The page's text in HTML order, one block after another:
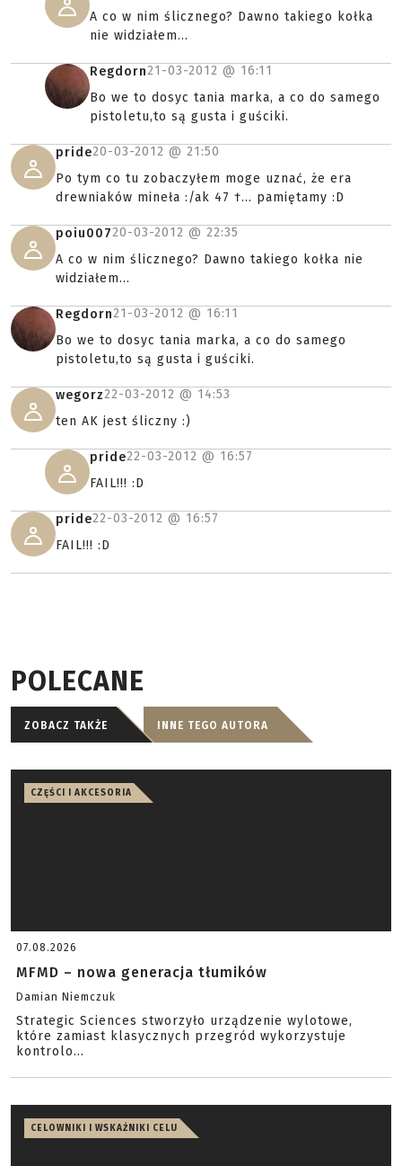
A co w nim ślicznego? Dawno takiego kołka
nie widziałem...
Regdorn21-03-2012 @ 16:11
Bo we to dosyc tania marka, a co do samego
pistoletu,to są gusta i guściki.
pride20-03-2012 @ 21:50
Po tym co tu zobaczyłem moge uznać, że era
drewniaków mineła :/ak 47 †... pamiętamy :D
poiu00720-03-2012 @ 22:35
A co w nim ślicznego? Dawno takiego kołka nie
widziałem...
Regdorn21-03-2012 @ 16:11
Bo we to dosyc tania marka, a co do samego
pistoletu,to są gusta i guściki.
wegorz22-03-2012 @ 14:53
ten AK jest śliczny :)
pride22-03-2012 @ 16:57
FAIL!!! :D
pride22-03-2012 @ 16:57
FAIL!!! :D
POLECANE
ZOBACZ TAKŻE INNE TEGO AUTORA
CZĘŚCI I AKCESORIA
07.08.2026
MFMD – nowa generacja tłumików
Damian Niemczuk
Strategic Sciences stworzyło urządzenie wylotowe,
które zamiast klasycznych przegród wykorzystuje
kontrolo...
CELOWNIKI I WSKAŹNIKI CELU